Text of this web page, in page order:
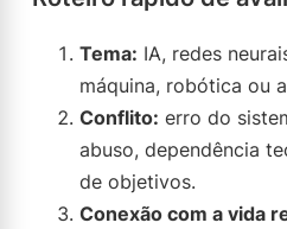
Tema: IA, redes
máquina, robótica ou
Conflito: erro do
abuso, dependência
de objetivos.
Conexão com a vida